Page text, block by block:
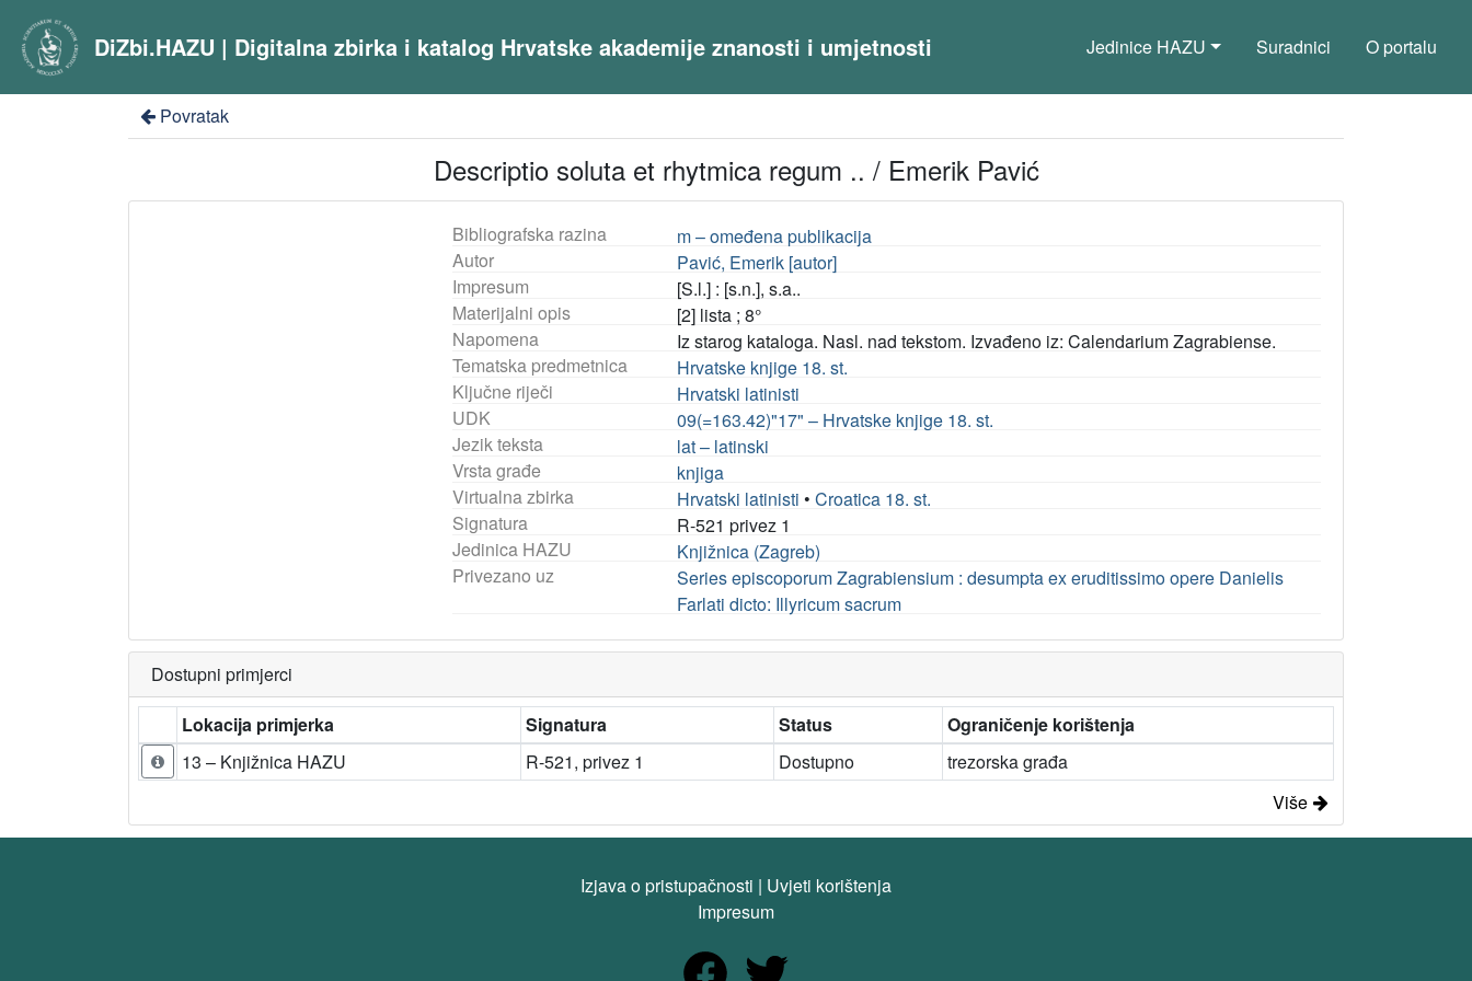
DiZbi.HAZU | Digitalna zbirka i katalog Hrvatske akademije znanosti i umjetnosti Jedinice HAZU Suradnici O portalu
Povratak
Descriptio soluta et rhytmica regum .. / Emerik Pavić
Bibliografska razina
m – omeđena publikacija
Autor
Pavić, Emerik [autor]
Impresum
[S.l.] : [s.n.], s.a..
Materijalni opis
[2] lista ; 8°
Napomena
Iz starog kataloga. Nasl. nad tekstom. Izvađeno iz: Calendarium Zagrabiense.
Tematska predmetnica
Hrvatske knjige 18. st.
Ključne riječi
Hrvatski latinisti
UDK
09(=163.42)"17" – Hrvatske knjige 18. st.
Jezik teksta
lat – latinski
Vrsta građe
knjiga
Virtualna zbirka
Hrvatski latinisti •Croatica 18. st.
Signatura
R-521 privez 1
Jedinica HAZU
Knjižnica (Zagreb)
Privezano uz
Series episcoporum Zagrabiensium : desumpta ex eruditissimo opere Danielis
Farlati dicto: Illyricum sacrum
Dostupni primjerci
Lokacija primjerka
Signatura Status
Ograničenje korištenja
13 – Knjižnica HAZU
R-521, privez 1 Dostupno
trezorska građa
Više
Izjava o pristupačnosti | Uvjeti korištenja
Impresum